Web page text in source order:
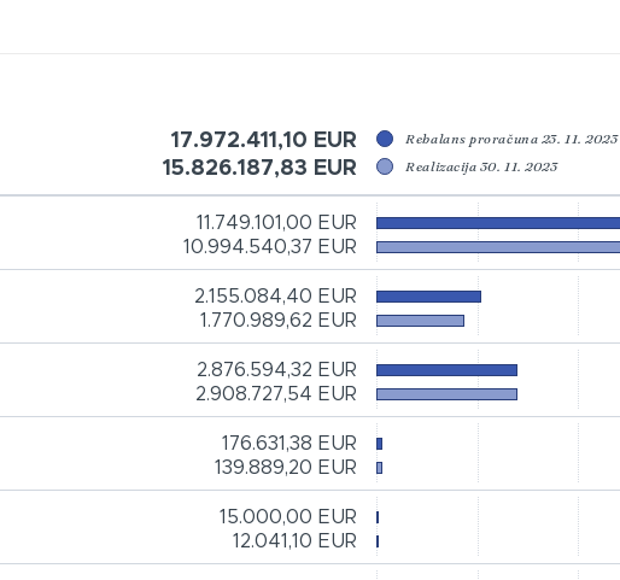
17.972.411,10 EUR
15.826.187,83 EUR
Rebalans proračuna 23. 11. 2023
Realizacija 30. 11. 2023
11.749.101,00 EUR
10.994.540,37 EUR
2.155.084,40 EUR
1.770.989,62 EUR
2.876.594,32 EUR
2.908.727,54 EUR
176.631,38 EUR
139.889,20 EUR
15.000,00 EUR
12.041,10 EUR